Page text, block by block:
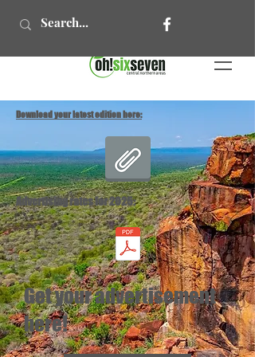
Download your latest edition here:
Advertising rates for 2025:
Get your advertisement
here!